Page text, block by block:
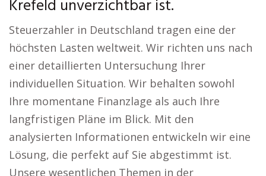
Krefeld unverzichtbar ist.
Steuerzahler in Deutschland tragen eine der
höchsten Lasten weltweit. Wir richten uns nach
einer detaillierten Untersuchung Ihrer
individuellen Situation. Wir behalten sowohl
Ihre momentane Finanzlage als auch Ihre
langfristigen Pläne im Blick. Mit den
analysierten Informationen entwickeln wir eine
Lösung, die perfekt auf Sie abgestimmt ist.
Unsere wesentlichen Themen in der